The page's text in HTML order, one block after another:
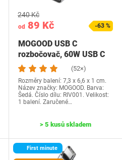
od 89 Kč
240 Kč
-63 %
MOGOOD USB C
rozbočovač, 60W USB C
zástrčkový adaptér na…
(52×)
Rozměry balení: 7,3 x 6,6 x 1 cm.
Název značky: MOGOOD. Barva:
Šedá. Číslo dílu: RIV001. Velikost:
1 balení. Zaručené…
> 5 kusů skladem
First minute